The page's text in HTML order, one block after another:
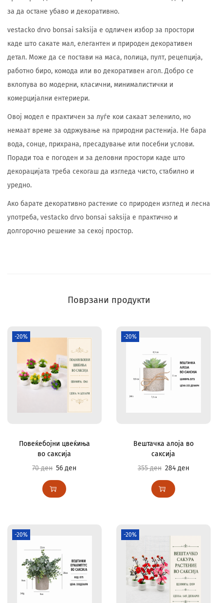
за да остане убаво и декоративно.
vestacko drvo bonsai saksija е одличен избор за простори
каде што сакате мал, елегантен и природен декоративен
детал. Може да се постави на маса, полица, пулт, рецепција,
работно биро, комода или во декоративен агол. Добро се
вклопува во модерни, класични, минималистички и
комерцијални ентериери.
Овој модел е практичен за луѓе кои сакаат зеленило, но
немаат време за одржување на природни растенија. Не бара
вода, сонце, прихрана, пресадување или посебни услови.
Поради тоа е погоден и за деловни простори каде што
декорацијата треба секогаш да изгледа чисто, стабилно и
уредно.
Ако барате декоративно растение со природен изглед и лесна
употреба, vestacko drvo bonsai saksija е практично и
долгорочно решение за секој простор.
Поврзани продукти
-20%
Повеќебојни цвеќиња
во саксија
70ден 56ден
-20%
Вештачка алоја во
саксија
355ден 284 ден
-20% -20%